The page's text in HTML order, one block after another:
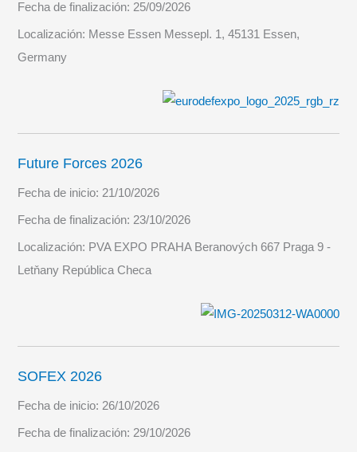
Fecha de finalización:25/09/2026
Localización: Messe Essen Messepl. 1, 45131 Essen,
Germany
Future Forces 2026
Fecha de inicio: 21/10/2026
Fecha de finalización: 23/10/2026
Localización: PVA EXPO PRAHA Beranových 667 Praga 9 -
Letňany República Checa
SOFEX 2026
Fecha de inicio: 26/10/2026
Fecha de finalización: 29/10/2026